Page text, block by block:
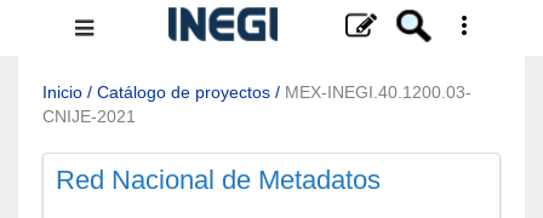
Menú
navegación
Inicio / Catálogo de proyectos / MEX-INEGI.40.1200.03-
CNIJE-2021
Red Nacional de Metadatos